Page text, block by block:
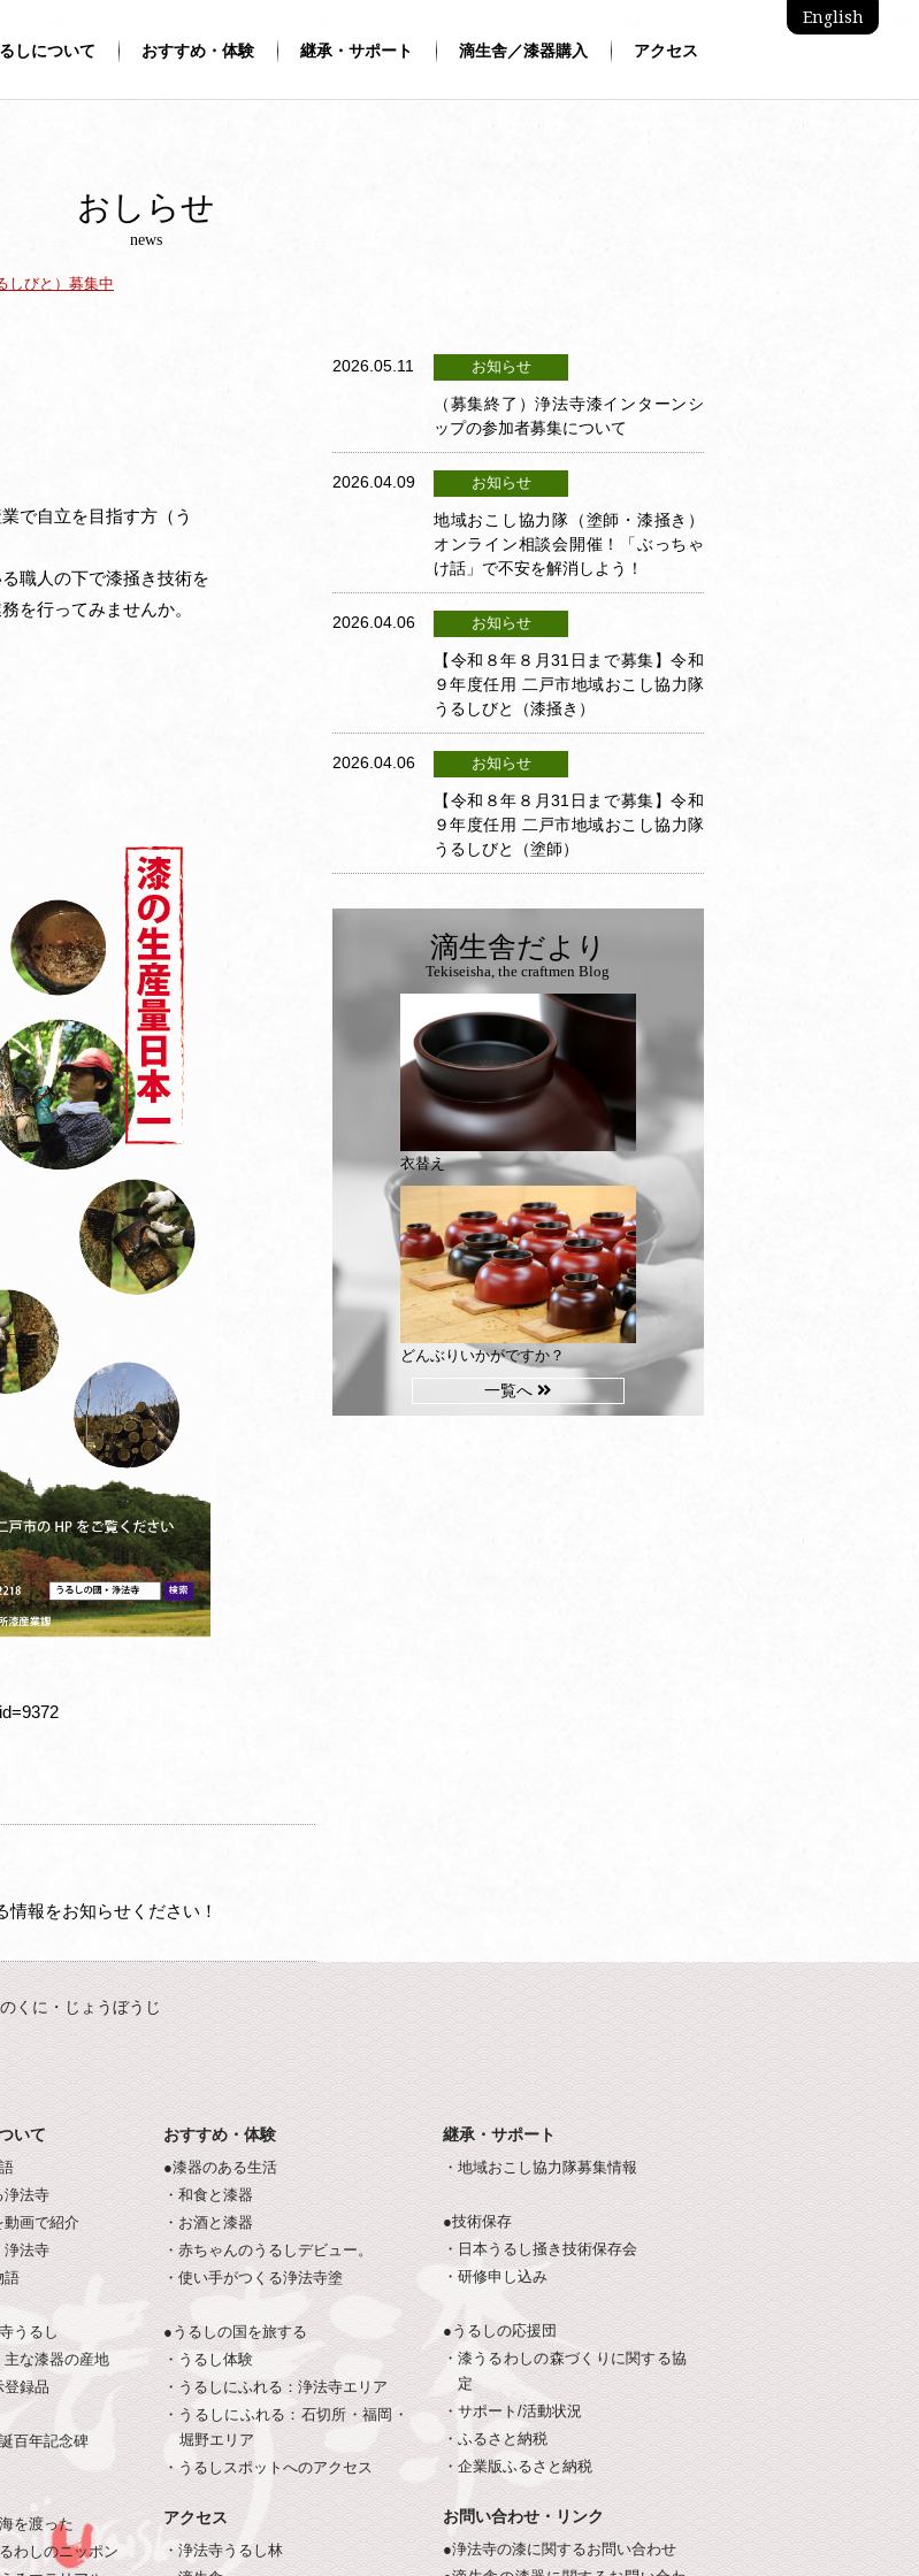
しについて おすすめ・体験 継承・サポート 滴生舎／漆器購入 アクセス
English
おしらせ
news
しびと）募集中
で自立を目指す方（う
職人の下で漆掻き技術を
を行ってみませんか。
情報をお知らせください！
2026.05.11 お知らせ
（募集終了）浄法寺漆インターンシ
ップの参加者募集について
2026.04.09 お知らせ
地域おこし協力隊（塗師・漆掻き）
オンライン相談会開催！「ぶっちゃ
け話」で不安を解消しよう！
2026.04.06 お知らせ
【令和８年８月31日まで募集】令和
９年度任用 二戸市地域おこし協力隊
うるしびと（漆掻き）
2026.04.06 お知らせ
【令和８年８月31日まで募集】令和
９年度任用 二戸市地域おこし協力隊
うるしびと（塗師）
滴生舎だより
Tekiseisha, the craftmen Blog
衣替え
どんぶりいかがですか？
一覧へ
くに・じょうぼうじ
いて
浄法寺
動画で紹介
浄法寺
語
うるし
主な漆器の産地
登録品
百年記念碑
を渡った
わしのニッポン
おすすめ・体験
●漆器のある生活
・和食と漆器
・お酒と漆器
・赤ちゃんのうるしデビュー。
・使い手がつくる浄法寺塗
●うるしの国を旅する
・うるし体験
・うるしにふれる：浄法寺エリア
・うるしにふれる：石切所・福岡・
堀野エリア
・うるしスポットへのアクセス
アクセス
・浄法寺うるし林
継承・サポート
・地域おこし協力隊募集情報
●技術保存
・日本うるし掻き技術保存会
・研修申し込み
●うるしの応援団
・漆うるわしの森づくりに関する協
定
・サポート/活動状況
・ふるさと納税
・企業版ふるさと納税
お問い合わせ・リンク
●浄法寺の漆に関するお問い合わせ